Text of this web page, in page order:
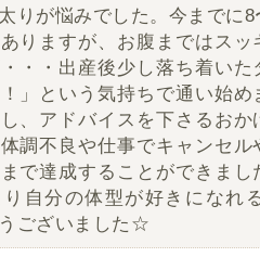
りが悩みでした。 今までに
りますが、お腹まではス
・・ 出産後少し落ち着い
」という気持ちで通い始
、アドバイスを下さるお
調不良や仕事でキャンセ
で達成することができま
り自分の体型が好きになれ
ございました☆